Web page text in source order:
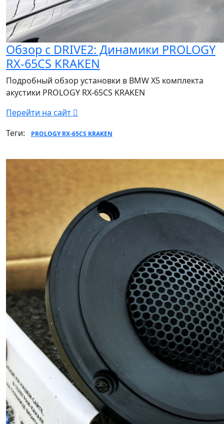
Обзор с DRIVE2: Динамики PROLOGY
RX-65CS KRAKEN
Подробный обзор установки в BMW X5 комплекта
акустики PROLOGY RX-65CS KRAKEN
Перейти на сайт
Теги:
PROLOGY RX-65CS KRAKEN